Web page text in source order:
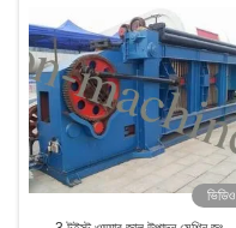
ভিডিও